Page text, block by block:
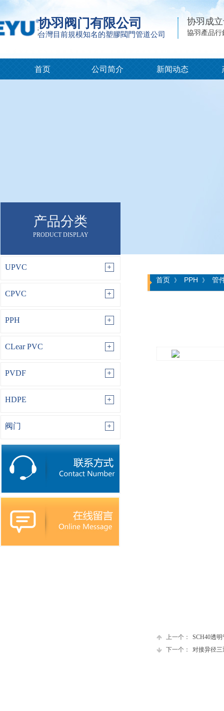
首页 公司简介 新闻动态
协羽阀门有限公司
台灣目前規模知名的塑膠閥門管道公司
协羽成
協羽產品行
产品分类
PRODUCT DISPLAY
UPVC
CPVC
PPH
CLear PVC
PVDF
HDPE
阀门
首页 》 PPH 》 管
上一个：
SCH40透明
下一个：
对接异径三